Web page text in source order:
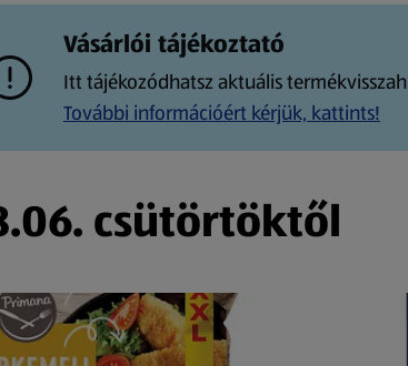
Vásárlói tájékoztató
Itt tájékozódhatsz aktuális
További információért kérjük, kattints!
csütörtöktől